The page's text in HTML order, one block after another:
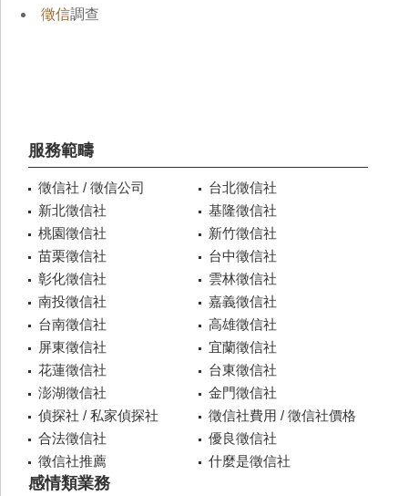
徵信調查
服務範疇
徵信社 / 徵信公司
台北徵信社
新北徵信社
基隆徵信社
桃園徵信社
新竹徵信社
苗栗徵信社
台中徵信社
彰化徵信社
雲林徵信社
南投徵信社
嘉義徵信社
台南徵信社
高雄徵信社
屏東徵信社
宜蘭徵信社
花蓮徵信社
台東徵信社
澎湖徵信社
金門徵信社
偵探社 / 私家偵探社
徵信社費用 / 徵信社價格
合法徵信社
優良徵信社
徵信社推薦
什麼是徵信社
感情類業務